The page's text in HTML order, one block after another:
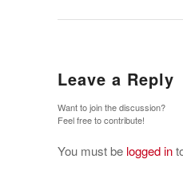
Leave a Reply
Want to join the discussion?
Feel free to contribute!
You must be logged in